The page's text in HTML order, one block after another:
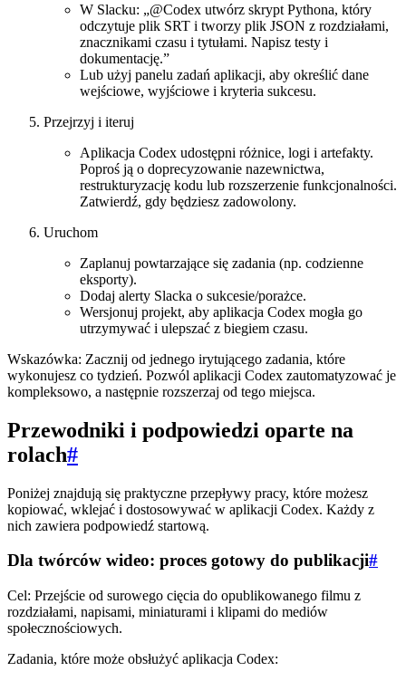
W Slacku: „@Codex utwórz skrypt Pythona, który
odczytuje plik SRT i tworzy plik JSON z rozdziałami,
znacznikami czasu i tytułami. Napisz testy i
dokumentację.”
Lub użyj panelu zadań aplikacji, aby określić dane
wejściowe, wyjściowe i kryteria sukcesu.
Przejrzyj i iteruj
Aplikacja Codex udostępni różnice, logi i artefakty.
Poproś ją o doprecyzowanie nazewnictwa,
restrukturyzację kodu lub rozszerzenie funkcjonalności.
Zatwierdź, gdy będziesz zadowolony.
Uruchom
Zaplanuj powtarzające się zadania (np. codzienne
eksporty).
Dodaj alerty Slacka o sukcesie/porażce.
Wersjonuj projekt, aby aplikacja Codex mogła go
utrzymywać i ulepszać z biegiem czasu.
Wskazówka: Zacznij od jednego irytującego zadania, które
wykonujesz co tydzień. Pozwól aplikacji Codex zautomatyzować je
kompleksowo, a następnie rozszerzaj od tego miejsca.
Przewodniki i podpowiedzi oparte na
rolach#
Poniżej znajdują się praktyczne przepływy pracy, które możesz
kopiować, wklejać i dostosowywać w aplikacji Codex. Każdy z
nich zawiera podpowiedź startową.
Dla twórców wideo: proces gotowy do publikacji#
Cel: Przejście od surowego cięcia do opublikowanego filmu z
rozdziałami, napisami, miniaturami i klipami do mediów
społecznościowych.
Zadania, które może obsłużyć aplikacja Codex: